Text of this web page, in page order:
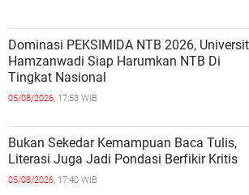
Dominasi PEKSIMIDA NTB 2026,
Hamzanwadi Siap Harumkan NTB Di
Tingkat Nasional
05/08/2026, 17:53 WIB
Bukan Sekedar Kemampuan Baca Tulis,
Literasi Juga Jadi Pondasi Berfikir Kritis
05/08/2026, 17:40 WIB